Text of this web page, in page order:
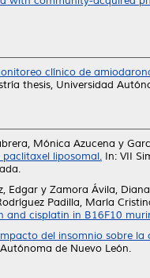
clínico de
thesis, Universidad
Mónica Azucena y
liposomal. In: VII
Edgar y Zamora Ávila,
Padilla, María
cisplatin in B16F10
del insomnio sobre
de Nuevo León.